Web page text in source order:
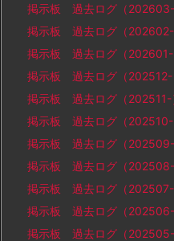
掲示板 過去ログ（202603-
掲示板 過去ログ（202602-
掲示板 過去ログ（202601-
掲示板 過去ログ（202512-
掲示板 過去ログ（202511-
掲示板 過去ログ（202510-
掲示板 過去ログ（202509-
掲示板 過去ログ（202508-
掲示板 過去ログ（202507-
掲示板 過去ログ（202506-
掲示板 過去ログ（202505-